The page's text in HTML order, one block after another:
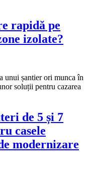
rapidă pe
izolate?
unui șantier ori munca în
soluții pentru cazarea
de 5 și 7
casele
modernizare